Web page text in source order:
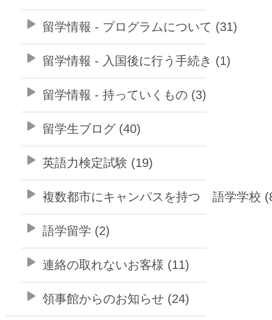
留学情報 - プログラムについて (31)
留学情報 - 入国後に行う手続き (1)
留学情報 - 持っていくもの (3)
留学生ブログ (40)
英語力検定試験 (19)
複数都市にキャンパスを持つ 語学学校
語学留学 (2)
連絡の取れないお客様 (11)
領事館からのお知らせ (24)